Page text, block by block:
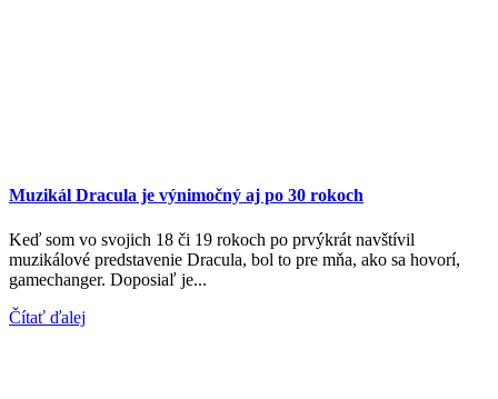
Muzikál Dracula je výnimočný aj po 30 rokoch
Keď som vo svojich 18 či 19 rokoch po prvýkrát navštívil
muzikálové predstavenie Dracula, bol to pre mňa, ako sa hovorí,
gamechanger. Doposiaľ je...
Čítať ďalej